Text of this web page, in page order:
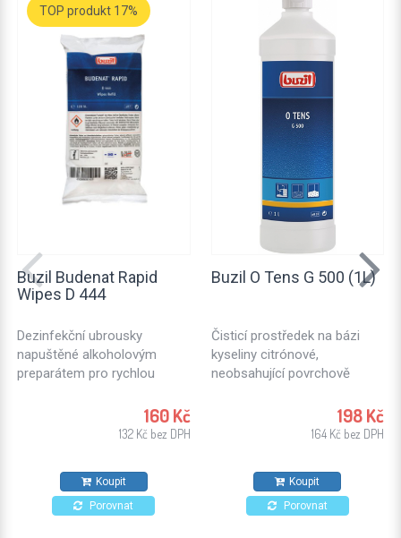
TOP produkt 17%
Buzil Budenat Rapid
Wipes D 444
Dezinfekční ubrousky
napuštěné alkoholovým
preparátem pro rychlou
utěrky vhodné pro použití v
potravinářském průmyslu,
povrchů odolných proti
působení alkoholů.
160 Kč
132 Kč bez DPH
Koupit
Porovnat
Buzil O Tens G 500 (1L)
Čisticí prostředek na bázi
kyseliny citrónové,
neobsahující povrchově
ošetřování textilních ploch
nebo čalouněného nábytku.
198 Kč
164 Kč bez DPH
Koupit
Porovnat